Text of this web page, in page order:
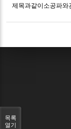
제목과같이소공파
목록
열기